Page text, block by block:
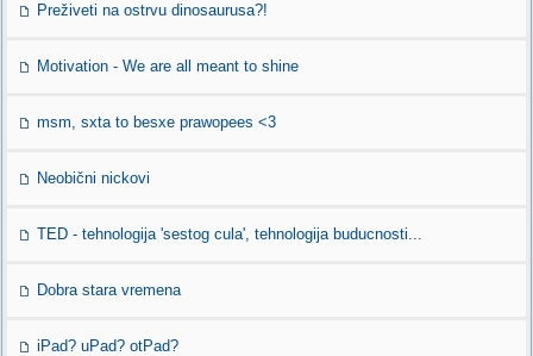
Preživeti na ostrvu dinosaurusa?!
Motivation - We are all meant to shine
msm, sxta to besxe prawopees <3
Neobični nickovi
TED - tehnologija 'sestog cula', tehnologija buducnosti...
Dobra stara vremena
iPad? uPad? otPad?